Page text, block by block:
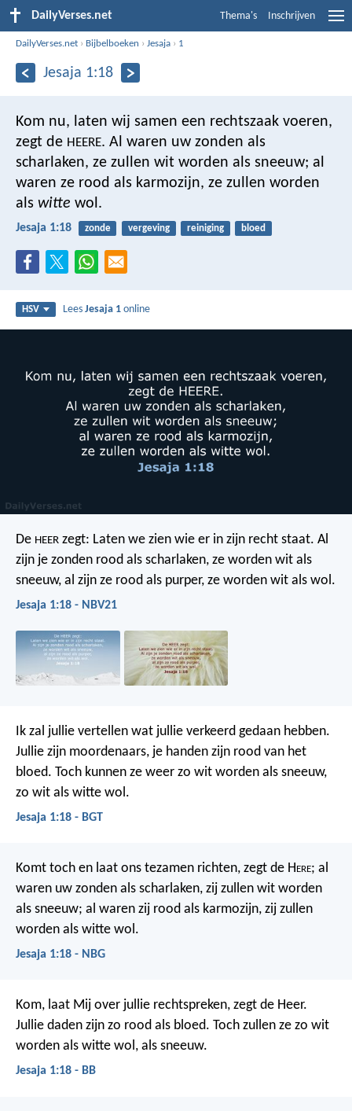
DailyVerses.net Thema's Inschrijven
DailyVerses.net › Bijbelboeken ›Jesaja › 1
Jesaja 1:18
Kom nu, laten wij samen een rechtszaak voeren,
zegt de HEERE. Al waren uw zonden als
scharlaken, ze zullen wit worden als sneeuw; al
waren ze rood als karmozijn, ze zullen worden
als witte wol.
Jesaja 1:18 zonde vergeving reiniging bloed
HSV LeesJesaja 1 online
De HEER zegt: Laten we zien wie er in zijn recht staat. Al
zijn je zonden rood als scharlaken, ze worden wit als
sneeuw, al zijn ze rood als purper, ze worden wit als wol.
Jesaja 1:18 - NBV21
Ik zal jullie vertellen wat jullie verkeerd gedaan hebben.
Jullie zijn moordenaars, je handen zijn rood van het
bloed. Toch kunnen ze weer zo wit worden als sneeuw,
zo wit als witte wol.
Jesaja 1:18 - BGT
Komt toch en laat ons tezamen richten, zegt de Here; al
waren uw zonden als scharlaken, zij zullen wit worden
als sneeuw; al waren zij rood als karmozijn, zij zullen
worden als witte wol.
Jesaja 1:18 - NBG
Kom, laat Mij over jullie rechtspreken, zegt de Heer.
Jullie daden zijn zo rood als bloed. Toch zullen ze zo wit
worden als witte wol, als sneeuw.
Jesaja 1:18 - BB